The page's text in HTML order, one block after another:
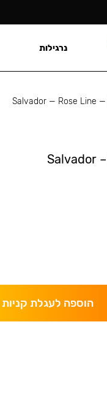
Salvador — Rose Line
Salvador
הוספה לעגלת קניות
נרגילות